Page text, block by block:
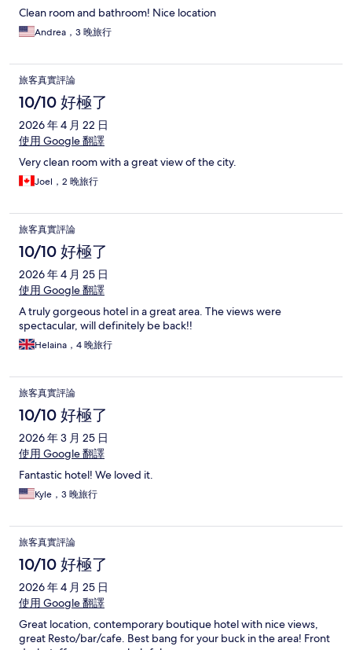
Clean room and bathroom! Nice location
Andrea，3 晚旅行
旅客真實評論
10/10 好極了
2026 年 4 月 22 日
使用 Google 翻譯
Very clean room with a great view of the city.
Joel，2 晚旅行
旅客真實評論
10/10 好極了
2026 年 4 月 25 日
使用 Google 翻譯
A truly gorgeous hotel in a great area. The views were
spectacular, will definitely be back!!
Helaina，4 晚旅行
旅客真實評論
10/10 好極了
2026 年 3 月 25 日
使用 Google 翻譯
Fantastic hotel! We loved it.
Kyle，3 晚旅行
旅客真實評論
10/10 好極了
2026 年 4 月 25 日
使用 Google 翻譯
Great location, contemporary boutique hotel with nice views,
great Resto/bar/cafe. Best bang for your buck in the area! Front